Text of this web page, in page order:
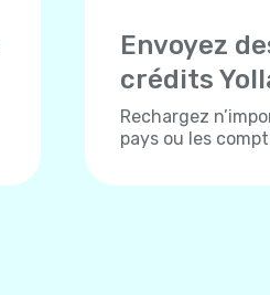
Envoyez
crédits
Rechargez
pays ou les